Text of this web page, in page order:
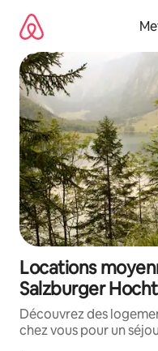
directement
contenu
Locations
Salzburger
Découvrez des
chez vous pour un